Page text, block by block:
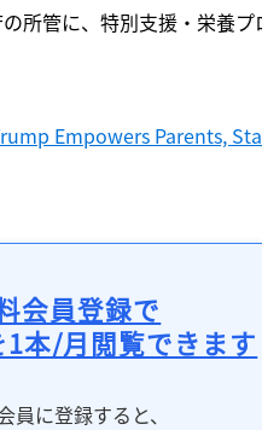
所管に、特別支援・栄養
Empowers Parents,
会員登録で
本/月閲覧できます
員に登録すると、